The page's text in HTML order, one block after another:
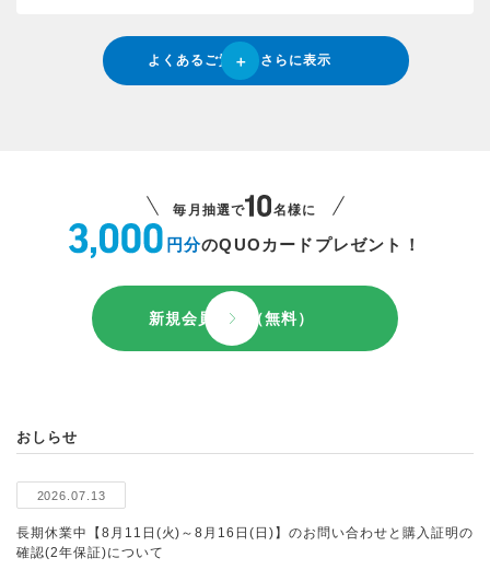
よくあるご質問をさらに表示
毎月抽選で 名様に
円分のQUOカードプレゼント！
新規会員登録（無料）
おしらせ
2026.07.13
長期休業中【8月11日(火)～8月16日(日)】のお問い合わせと購入証明の
確認(2年保証)について